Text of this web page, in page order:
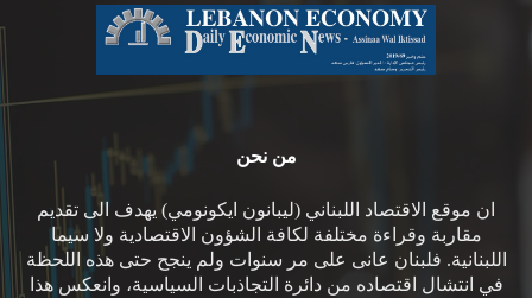
من نحن
ان موقع الاقتصاد اللبناني (ليبانون ايكونومي) يهدف الى تقديم
مقاربة وقراءة مختلفة لكافة الشؤون الاقتصادية ولا سيما
اللبنانية. فلبنان عانى على مر سنوات ولم ينجح حتى هذه اللحظة
في انتشال اقتصاده من دائرة التجاذبات السياسية، وانعكس هذا